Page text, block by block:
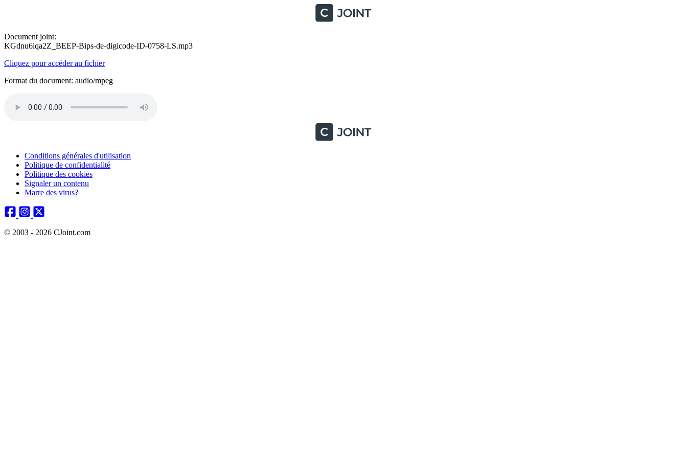
Document joint:
KGdnu6iqa2Z_BEEP-Bips-de-digicode-ID-0758-LS.mp3
Cliquez pour accéder au fichier
Format du document: audio/mpeg
Conditions générales d'utilisation
Politique de confidentialité
Politique des cookies
Signaler un contenu
Marre des virus?
© 2003 - 2026 CJoint.com